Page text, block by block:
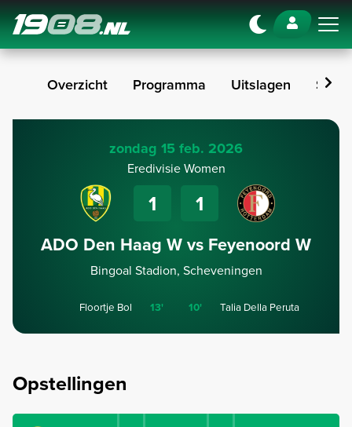
Navigation
Overzicht Programma Uitslagen Stand
zondag 15 feb. 2026
Eredivisie Women
1 1
ADO Den Haag W vs Feyenoord W
Bingoal Stadion, Scheveningen
Floortje Bol 13' 10' Talia Della Peruta
Opstellingen